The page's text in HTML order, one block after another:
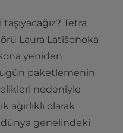
Tetra
Laura Latišonoka
yeniden
paketlemenin
nedeniyle
ağırlıklı olarak
dünya genelindeki